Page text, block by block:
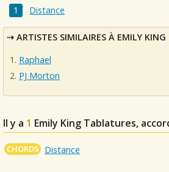
Distance
ARTISTES SIMILAIRES À EMILY KING
Raphael
PJ Morton
Il y a 1 Emily King Tablatures,
CHORDS Distance